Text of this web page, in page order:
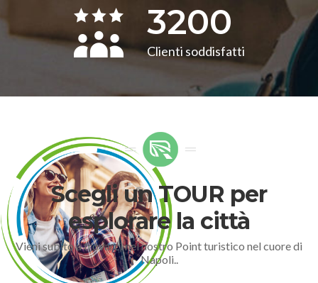
3200
Clienti soddisfatti
Scegli un TOUR per
esplorare la città
Vieni subito a trovarci nel nostro Point turistico nel cuore di
Napoli..